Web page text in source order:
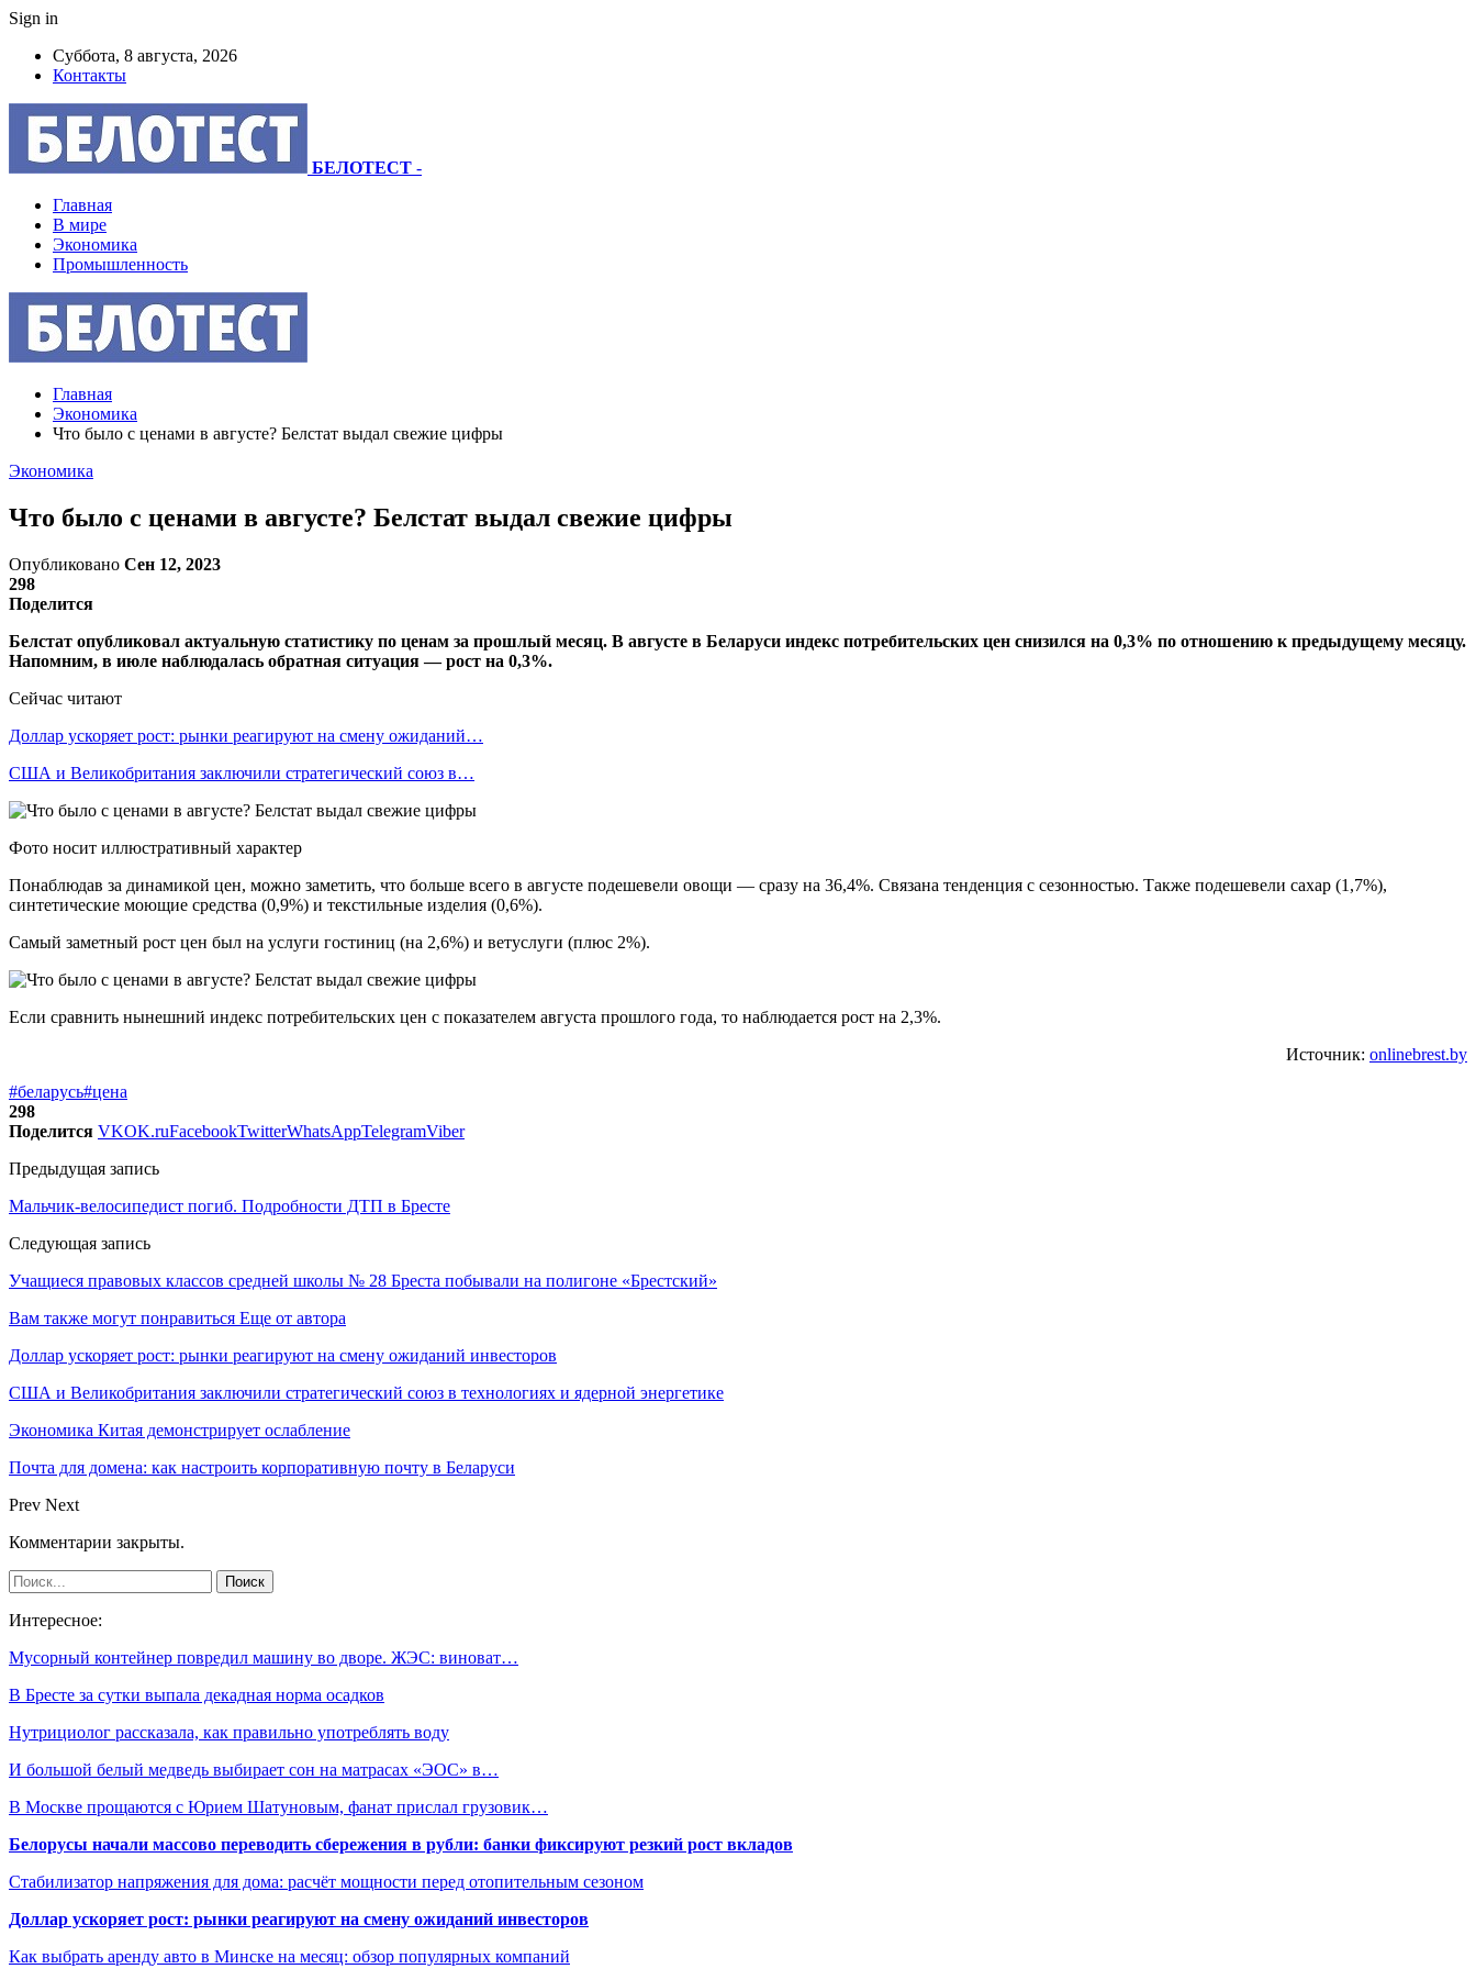
Sign in
Суббота, 8 августа, 2026
Контакты
БЕЛОТЕСТ -
Главная
В мире
Экономика
Промышленность
Главная
Экономика
Что было с ценами в августе? Белстат выдал свежие цифры
Экономика
Что было с ценами в августе? Белстат выдал свежие цифры
Опубликовано Сен 12, 2023
298
Поделится
Белстат опубликовал актуальную статистику по ценам за прошлый месяц. В августе в Беларуси индекс потребительских цен снизился на 0,3% по отношению к предыдущему месяцу.
Напомним, в июле наблюдалась обратная ситуация — рост на 0,3%.
Сейчас читают
Доллар ускоряет рост: рынки реагируют на смену ожиданий…
США и Великобритания заключили стратегический союз в…
Фото носит иллюстративный характер
Понаблюдав за динамикой цен, можно заметить, что больше всего в августе подешевели овощи — сразу на 36,4%. Связана тенденция с сезонностью. Также подешевели сахар (1,7%),
синтетические моющие средства (0,9%) и текстильные изделия (0,6%).
Самый заметный рост цен был на услуги гостиниц (на 2,6%) и ветуслуги (плюс 2%).
Если сравнить нынешний индекс потребительских цен с показателем августа прошлого года, то наблюдается рост на 2,3%.
Источник: onlinebrest.by
#беларусь#цена
298
Поделится VKOK.ruFacebookTwitterWhatsAppTelegramViber
Предыдущая запись
Мальчик-велосипедист погиб. Подробности ДТП в Бресте
Следующая запись
Учащиеся правовых классов средней школы № 28 Бреста побывали на полигоне «Брестский»
Вам также могут понравиться Еще от автора
Доллар ускоряет рост: рынки реагируют на смену ожиданий инвесторов
США и Великобритания заключили стратегический союз в технологиях и ядерной энергетике
Экономика Китая демонстрирует ослабление
Почта для домена: как настроить корпоративную почту в Беларуси
Prev Next
Комментарии закрыты.
Интересное:
Мусорный контейнер повредил машину во дворе. ЖЭС: виноват…
В Бресте за сутки выпала декадная норма осадков
Нутрициолог рассказала, как правильно употреблять воду
И большой белый медведь выбирает сон на матрасах «ЭОС» в…
В Москве прощаются с Юрием Шатуновым, фанат прислал грузовик…
Белорусы начали массово переводить сбережения в рубли: банки фиксируют резкий рост вкладов
Стабилизатор напряжения для дома: расчёт мощности перед отопительным сезоном
Доллар ускоряет рост: рынки реагируют на смену ожиданий инвесторов
Как выбрать аренду авто в Минске на месяц: обзор популярных компаний